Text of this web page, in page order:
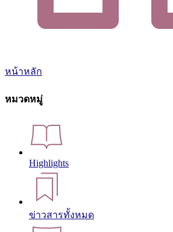
หน้าหลัก
หมวดหมู่
Highlights
ข่าวสารทั้งหมด